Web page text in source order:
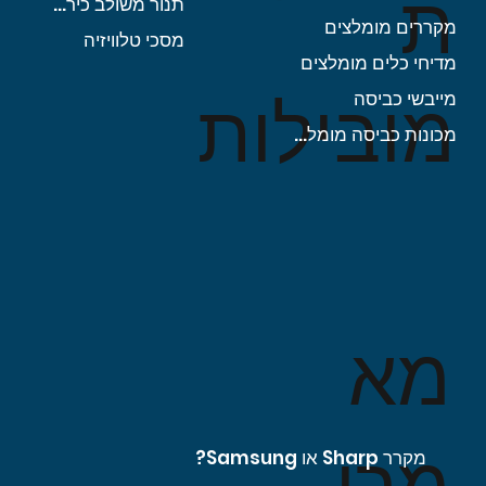
מא
מקרר Sharp או Samsung?
ת
מובילות
מסכי טלוויזיה
מקררים מומלצים
מדיחי כלים מומלצים
מייבשי כביסה
מכונות כביסה מומלצות